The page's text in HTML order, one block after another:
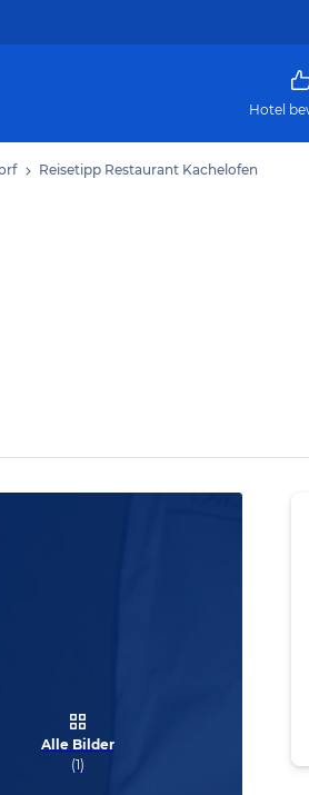
Hotel
Reisetipp Restaurant Kachelofen
Alle Bilder
(1)